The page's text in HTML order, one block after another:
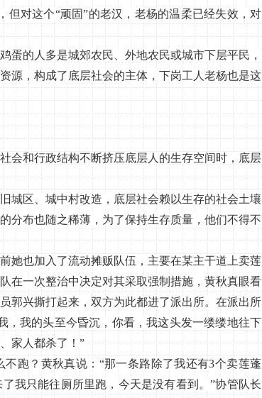
但对这个“顽固”的老汉，老杨的温柔已经失效，对
的人多是城郊农民、外地农民或城市下层平民，
源，构成了底层社会的主体，下岗工人老杨也是这
和行政结构不断挤压底层人的生存空间时，底层
区、城中村改造，底层社会赖以生存的社会土壤
分布也随之稀薄，为了保持生存质量，他们不得不
也加入了流动摊贩队伍，主要在某主干道上卖莲
在一次整治中决定对其采取强制措施，黄秋真眼看
郭兴撕打起来，双方为此都进了派出所。在派出所
，我的头至今昏沉，你看，我这头发一缕缕地往下
家人都杀了！”
跑？黄秋真说：“那一条路除了我还有3个卖莲蓬
我只能往厕所里跑，今天是没有看到。”协管队长